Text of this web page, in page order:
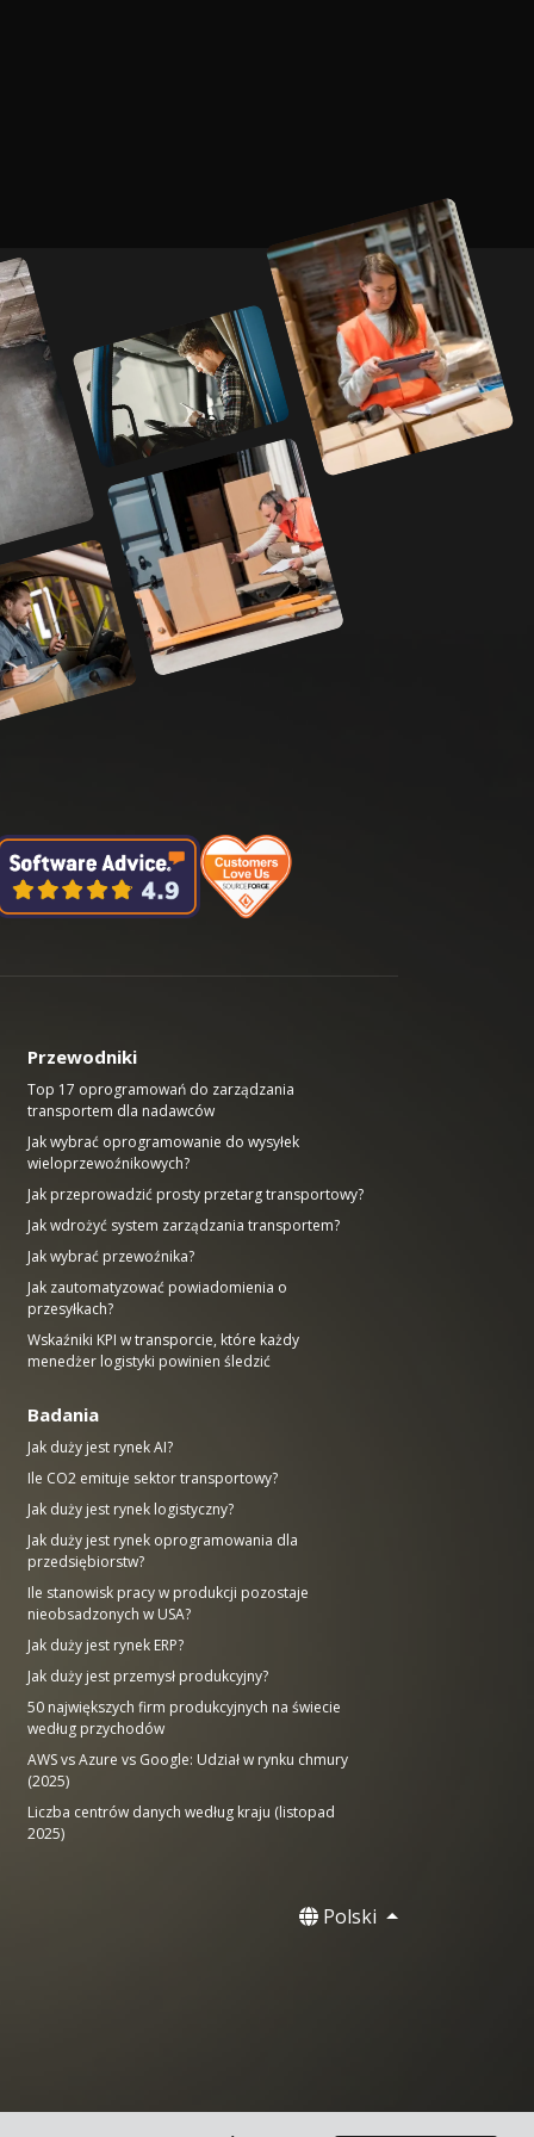
Przewodniki
Top 17 oprogramowań do zarządzania
transportem dla nadawców
Jak wybrać oprogramowanie do wysyłek
wieloprzewoźnikowych?
Jak przeprowadzić prosty przetarg transportowy?
Jak wdrożyć system zarządzania transportem?
Jak wybrać przewoźnika?
Jak zautomatyzować powiadomienia o
przesyłkach?
Wskaźniki KPI w transporcie, które każdy
menedżer logistyki powinien śledzić
Badania
Jak duży jest rynek AI?
Ile CO2 emituje sektor transportowy?
Jak duży jest rynek logistyczny?
Jak duży jest rynek oprogramowania dla
przedsiębiorstw?
Ile stanowisk pracy w produkcji pozostaje
nieobsadzonych w USA?
Jak duży jest rynek ERP?
Jak duży jest przemysł produkcyjny?
50 największych firm produkcyjnych na świecie
według przychodów
AWS vs Azure vs Google: Udział w rynku chmury
(2025)
Liczba centrów danych według kraju (listopad
2025)
Polski